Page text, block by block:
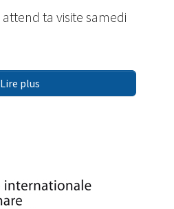
ta visite samedi
Lire plus